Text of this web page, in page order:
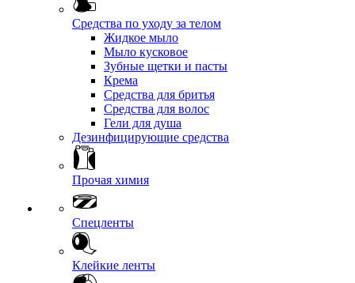
Средства по уходу за телом
Жидкое мыло
Мыло кусковое
Зубные щетки и пасты
Крема
Средства для бритья
Средства для волос
Гели для душа
Дезинфицирующие средства
Прочая химия
Спецленты
Клейкие ленты